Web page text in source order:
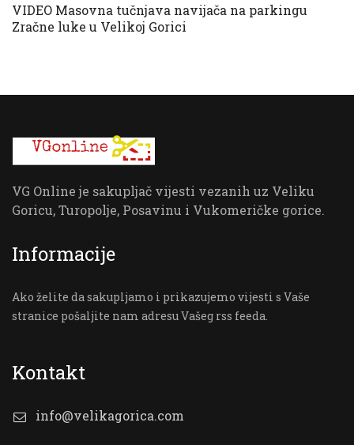
VIDEO Masovna tučnjava navijača na parkingu
Zračne luke u Velikoj Gorici
VG Online je sakupljač vijesti vezanih uz Veliku
Goricu, Turopolje, Posavinu i Vukomeričke gorice.
Informacije
Ako želite da sakupljamo i prikazujemo vijesti s Vaše
stranice pošaljite nam adresu Vašeg rss feeda.
Kontakt
info@velikagorica.com